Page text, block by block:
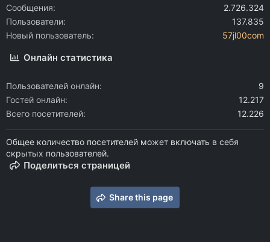
Сообщения
2.726.324
Пользователи
137.835
Новый пользователь
57jl00com
Онлайн статистика
Пользователей онлайн
9
Гостей онлайн
12.217
Всего посетителей
12.226
Общее количество посетителей может включать в себя
скрытых пользователей.
Поделиться страницей
Share this page